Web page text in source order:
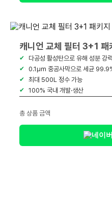
캐니언 교체 필터 3+1 패
다공성 활성탄으로 유해 성분 강
0.1㎛ 중공사막으로 세균
최대 500L 정수 가능
100% 국내 개발·생산
총 상품 금액